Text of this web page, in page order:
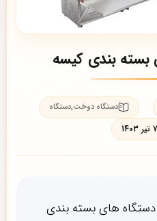
بسته بندی کیسه
دستگاه دوخت,دستگاه
7 تیر 1403
دستگاه های بسته بندی